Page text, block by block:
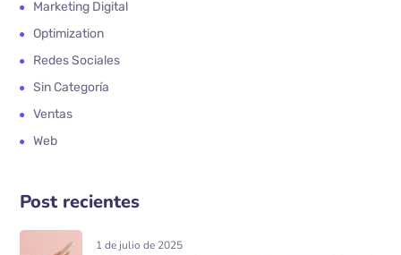
Marketing Digital
Optimization
Redes Sociales
Sin Categoría
Ventas
Web
Post recientes
1 de julio de 2025